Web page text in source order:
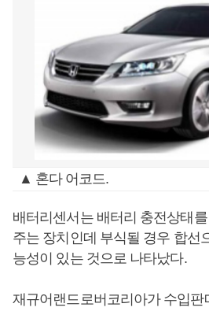
▲ 혼다 어코드.
배터리센서는 배터리 충전상태
주는 장치인데 부식될 경우 합선
능성이 있는 것으로 나타났다.
재규어랜드로버코리아가 수입판